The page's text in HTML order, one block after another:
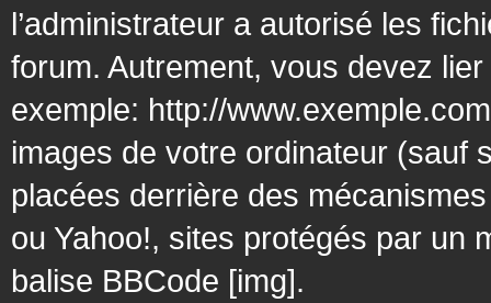
l’administrateur a autorisé les
forum. Autrement, vous devez
exemple: http://
images de votre ordinateur (sauf
placées derrière des
ou Yahoo!, sites protégés par un
balise BBCode [img].